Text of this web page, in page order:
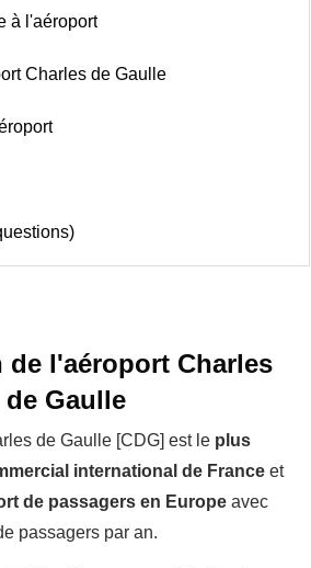
à l'aéroport
Charles de Gaulle
de l'aéroport Charles
de Gaulle
de Gaulle [CDG] est le plus
international de France et
de passagers en Europe avec
passagers par an.